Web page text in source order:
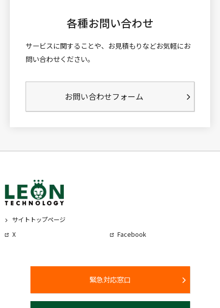
各種お問い合わせ
サービスに関することや、お見積もりなどお気軽にお
問い合わせください。
お問い合わせフォーム
サイトトップページ
X
Facebook
緊急対応窓口